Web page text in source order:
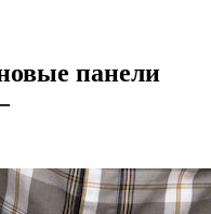
панели